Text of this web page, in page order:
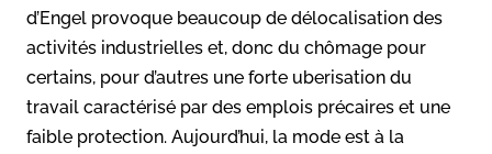
d’Engel provoque beaucoup de délocalisation des
activités industrielles et, donc du chômage pour
certains, pour d’autres une forte uberisation du
travail caractérisé par des emplois précaires et une
faible protection. Aujourd’hui, la mode est à la